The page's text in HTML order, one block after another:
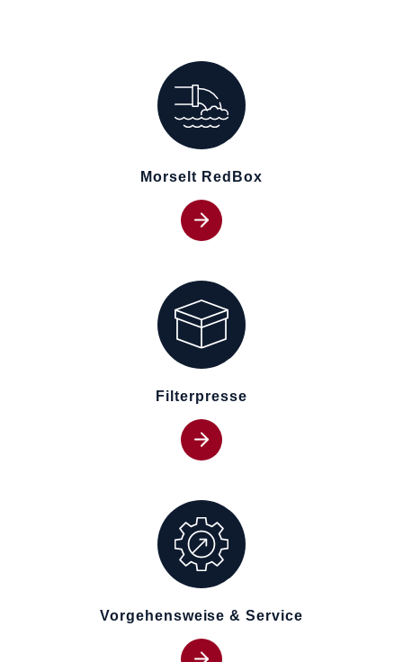
Morselt RedBox
Filterpresse
Vorgehensweise & Service